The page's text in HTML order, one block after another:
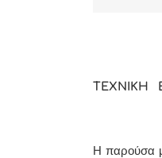
ΤΕΧΝΙΚΗ
Η παρούσα